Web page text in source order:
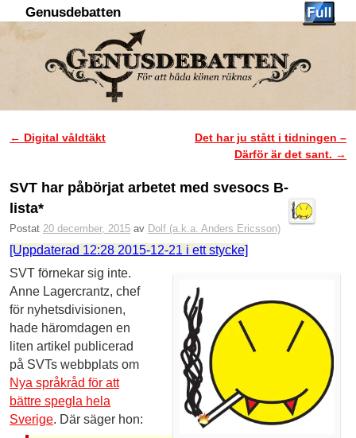
Genusdebatten
Inläggsnavigering
← Digital våldtäkt
Det har ju stått i tidningen –
Därför är det sant. →
SVT har påbörjat arbetet med svesocs B-
lista*
Postat 20 december, 2015 av Dolf (a.k.a. Anders Ericsson)
[Uppdaterad 12:28 2015-12-21 i ett stycke]
SVT förnekar sig inte.
Anne Lagercrantz, chef
för nyhets­divisionen,
hade häromdagen en
liten artikel publicerad
på SVTs webbplats om
Nya språkråd för att
bättre spegla hela
Sverige. Där säger hon: